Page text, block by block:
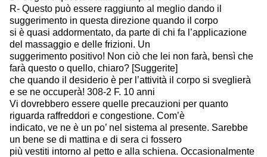
R- Questo può essere raggiunto al meglio dando il
suggerimento in questa direzione quando il corpo
si è quasi addormentato, da parte di chi fa l’applicazione
del massaggio e delle frizioni. Un
suggerimento positivo! Non ciò che lei non farà, bensì che
farà questo o quello, chiaro? [Suggerite]
che quando il desiderio è per l’attività il corpo si sveglierà
e se ne occuperà! 308-2 F. 10 anni
Vi dovrebbero essere quelle precauzioni per quanto
riguarda raffreddori e congestione. Com’è
indicato, ve ne è un po’ nel sistema al presente. Sarebbe
un bene se di mattina e di sera ci fossero
più vestiti intorno al petto e alla schiena. Occasionalmente